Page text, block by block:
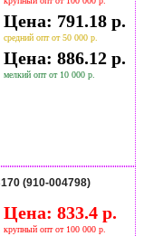
Цена: 791.18 р.
средний опт от 50 000 р.
Цена: 886.12 р.
мелкий опт от 10 000 р.
(910-004798)
Цена: 833.4 р.
крупный опт от 100 000 р.